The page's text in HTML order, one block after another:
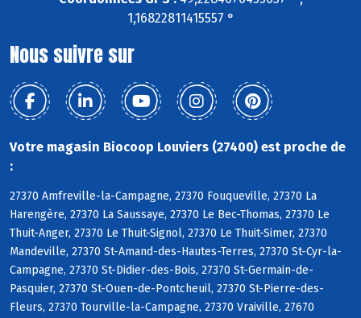
1,16822811415557 °
Nous suivre sur
Votre magasin Biocoop Louviers (27400) est proche de
:
27370 Amfreville-la-Campagne, 27370 Fouqueville, 27370 La
Harengère, 27370 La Saussaye, 27370 Le Bec-Thomas, 27370 Le
Thuit-Anger, 27370 Le Thuit-Signol, 27370 Le Thuit-Simer, 27370
Mandeville, 27370 St-Amand-des-Hautes-Terres, 27370 St-Cyr-la-
Campagne, 27370 St-Didier-des-Bois, 27370 St-Germain-de-
Pasquier, 27370 St-Ouen-de-Pontcheuil, 27370 St-Pierre-des-
Fleurs, 27370 Tourville-la-Campagne, 27370 Vraiville, 27670